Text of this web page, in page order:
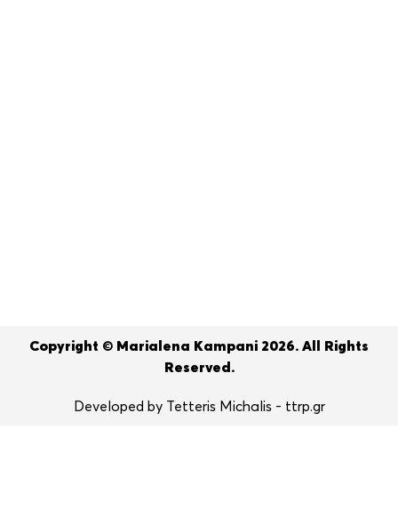
Copyright © Marialena Kampani 2026. All Rights
Reserved.
Developed by Tetteris Michalis - ttrp.gr